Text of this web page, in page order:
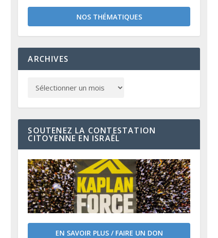
NOS THÉMATIQUES
ARCHIVES
SOUTENEZ LA CONTESTATION
CITOYENNE EN ISRAËL
EN SAVOIR PLUS / FAIRE UN DON